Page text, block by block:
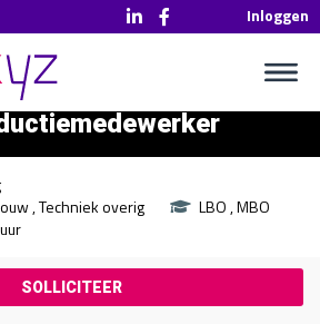
Inloggen
Techniek overig LBO MBO